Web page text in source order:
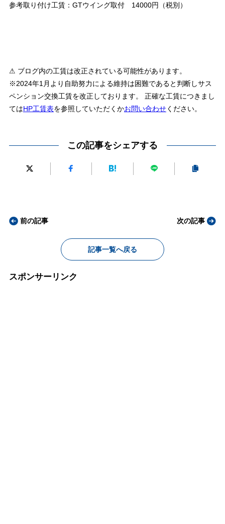
参考取り付け工賃：GTウイング取付 14000円（税別）
⚠ ブログ内の工賃は改正されている可能性があります。
※2024年1月より自助努力による維持は困難であると判断しサス
ペンション交換工賃を改正しております。 正確な工賃につきまし
てはHP工賃表を参照していただくかお問い合わせください。
この記事をシェアする
前の記事
記事一覧へ戻る
次の記事
スポンサーリンク